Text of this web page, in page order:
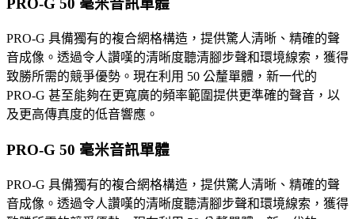
PRO-G 50 毫米音訊單體
PRO-G 具備獨有的複合網格構造，提供驚人清晰、精確的聲
音成像。透過令人讚嘆的清晰度聽清腳步聲和環境線索，獲得
致勝所需的競爭優勢。現在利用 50 公釐單體，新一代的
PRO-G 甚至能夠在更寬廣的頻率範圍提供更準確的聲音，以
及更高傳真度的低音響應。
PRO-G 50 毫米音訊單體
PRO-G 具備獨有的複合網格構造，提供驚人清晰、精確的聲
音成像。透過令人讚嘆的清晰度聽清腳步聲和環境線索，獲得